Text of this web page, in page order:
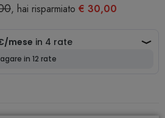
, hai risparmiato € 30,00